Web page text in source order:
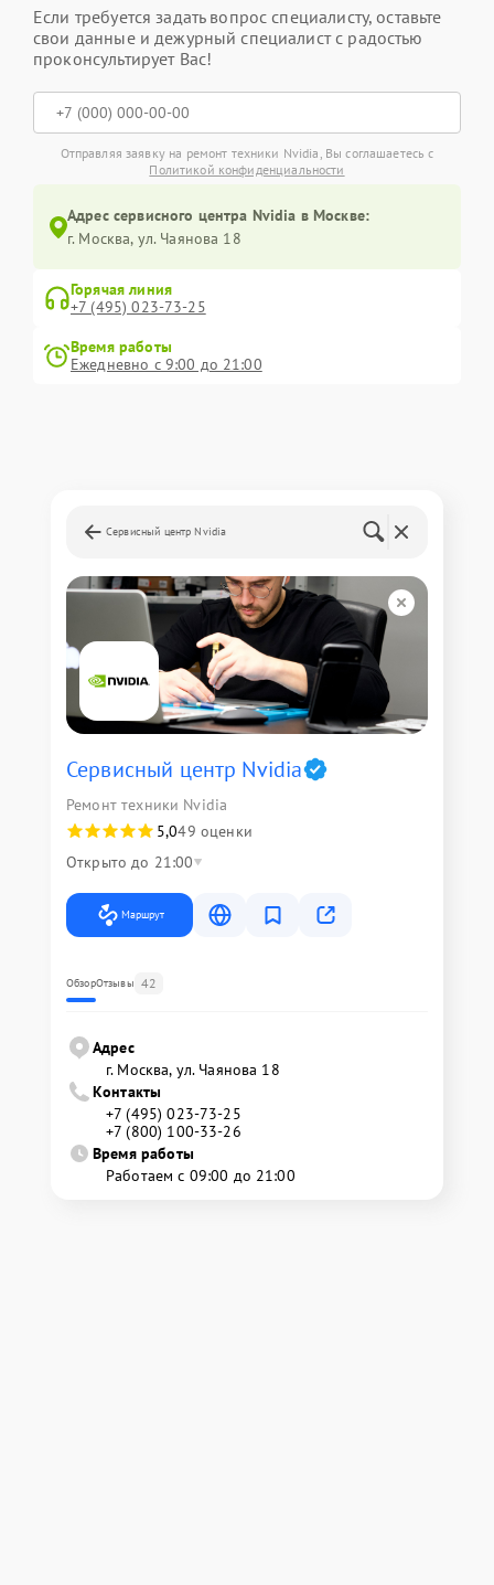
Если требуется задать вопрос специалисту, оставьте
свои данные и дежурный специалист с радостью
проконсультирует Вас!
Отправляя заявку на ремонт техники Nvidia, Вы соглашаетесь с
Политикой конфиденциальности
Адрес сервисного центра Nvidia в Москве:
г. Москва, ул. Чаянова 18
Горячая линия
+7 (495) 023-73-25
Время работы
Ежедневно с 9:00 до 21:00
Сервисный центр Nvidia
Сервисный центр Nvidia
Ремонт техники Nvidia
5,049 оценки
Открыто до 21:00
Маршрут
ОбзорОтзывы 42
Адрес
г. Москва, ул. Чаянова 18
Контакты
+7 (495) 023-73-25
+7 (800) 100-33-26
Время работы
Работаем с 09:00 до 21:00